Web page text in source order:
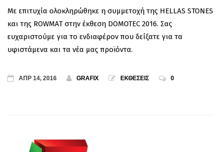
Mε επιτυχία ολοκληρώθηκε η συμμετοχή της HELLAS STONES
και της ROWMAT στην έκθεση DOMOTEC 2016. Σας
ευχαριστούμε για το ενδιαφέρον που δείξατε για τα
υφιστάμενα και τα νέα μας προϊόντα.
ΑΠΡ 14, 2016 GRAFIX ΕΚΘΕΣΕΙΣ 0